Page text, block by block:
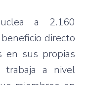
a 2.160
beneficio directo
en sus propias
trabaja a nivel